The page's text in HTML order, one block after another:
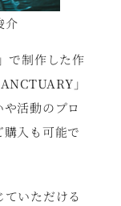
介
で制作した作
」
活動のプロ
入も可能で
いただける